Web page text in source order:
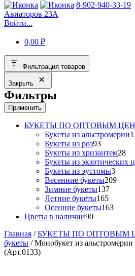
8-902-940-33-19
Авиаторов 23А
Войти...
0,00 ₽
Фильтрация товаров
Закрыть
Фильтры
Применить
БУКЕТЫ ПО ОПТОВЫМ
Букеты из альстромерии
Букеты из роз9393
товара
Букеты из хризантем2828
Букеты из экзотических
Букеты из эустомы33
товара
Весенние букеты209209
Зимние букеты137137
Летние букеты165165
товаров
Осенние букеты163163
Цветы в наличии9090
Главная /БУКЕТЫ ПО ОПТОВЫМ
букеты / Монобукет из
(Арт.0133)